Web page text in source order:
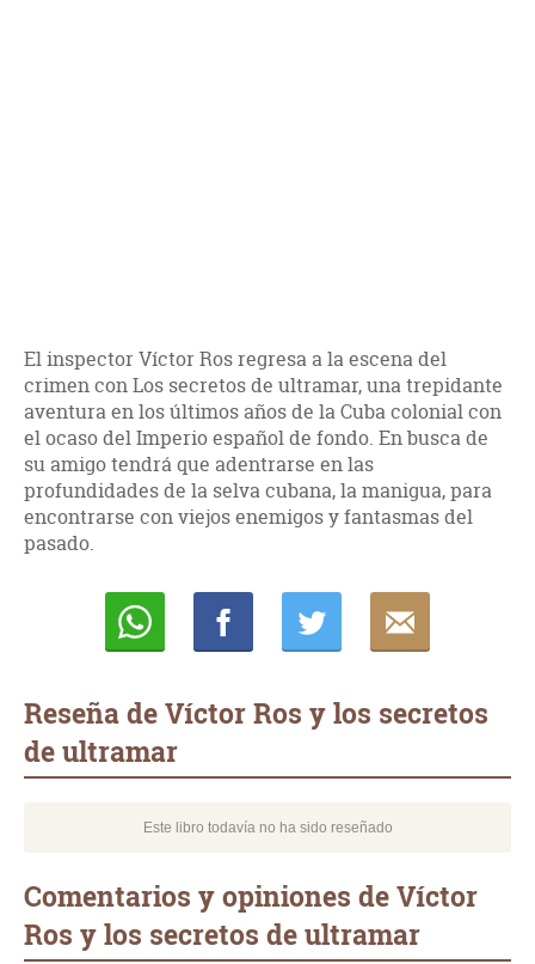
El inspector Víctor Ros regresa a la escena del
crimen con Los secretos de ultramar, una trepidante
aventura en los últimos años de la Cuba colonial con
el ocaso del Imperio español de fondo. En busca de
su amigo tendrá que adentrarse en las
profundidades de la selva cubana, la manigua, para
encontrarse con viejos enemigos y fantasmas del
pasado.
Reseña de Víctor Ros y los secretos
de ultramar
Este libro todavía no ha sido reseñado
Comentarios y opiniones de Víctor
Ros y los secretos de ultramar